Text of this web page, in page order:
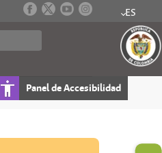
ES
Panel de Accesibilidad